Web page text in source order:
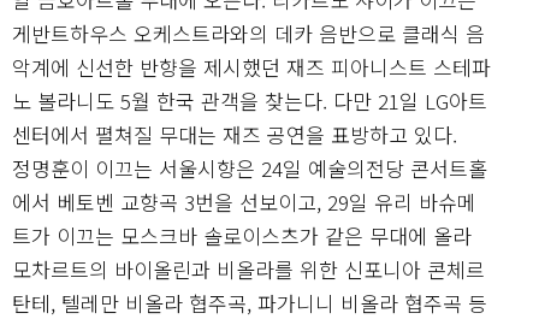
게반트하우스 오케스트라와의 데카 음반으로 클래식 음
악계에 신선한 반향을 제시했던 재즈 피아니스트 스테파
노 볼라니도 5월 한국 관객을 찾는다. 다만 21일 LG아트
센터에서 펼쳐질 무대는 재즈 공연을 표방하고 있다.
정명훈이 이끄는 서울시향은 24일 예술의전당 콘서트홀
에서 베토벤 교향곡 3번을 선보이고, 29일 유리 바슈메
트가 이끄는 모스크바 솔로이스츠가 같은 무대에 올라
모차르트의 바이올린과 비올라를 위한 신포니아 콘체르
탄테, 텔레만 비올라 협주곡, 파가니니 비올라 협주곡 등